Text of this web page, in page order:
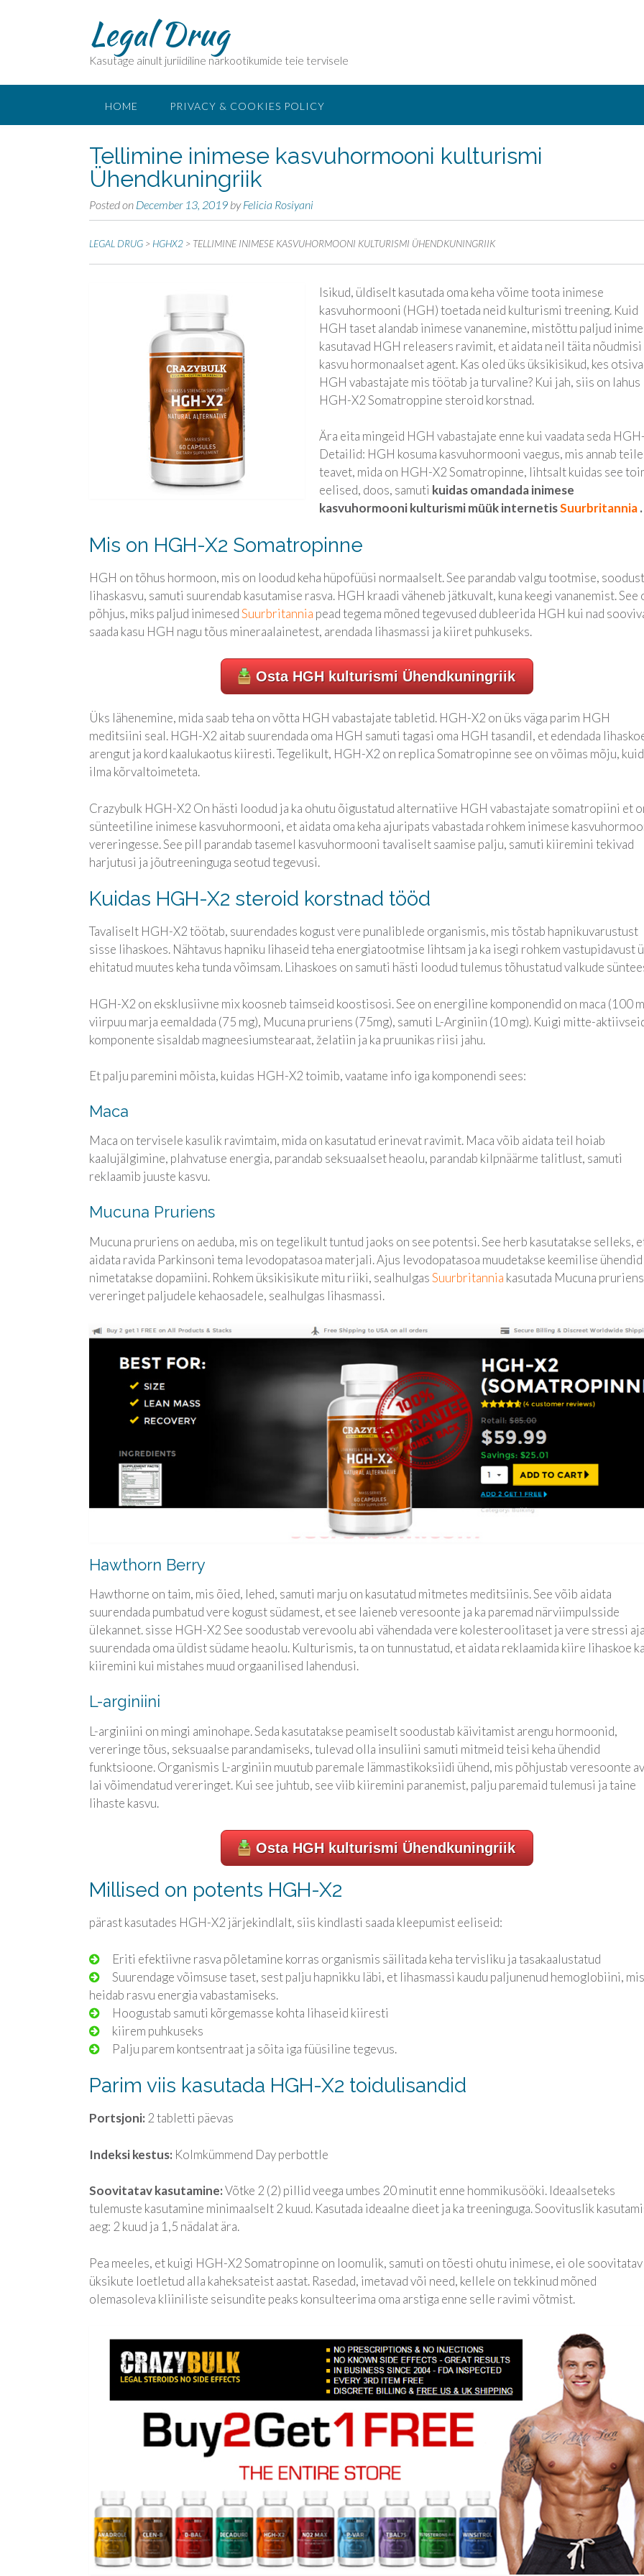
Legal Drug
Kasutage ainult juriidiline narkootikumide teie tervisele
HOME PRIVACY & COOKIES POLICY
Tellimine inimese kasvuhormooni kulturismi
Ühendkuningriik
Posted on December 13, 2019 byFelicia Rosiyani
LEGAL DRUG > HGHX2 > TELLIMINE INIMESE KASVUHORMOONI KULTURISMI ÜHENDKUNINGRIIK
Isikud, üldiselt kasutada oma keha võime toota inimese
kasvuhormooni (HGH) toetada neid kulturismi treening. Kuid
HGH taset alandab inimese vananemine, mistõttu paljud
kasutavad HGH releasers ravimit, et aidata neil täita nõudmisi
kasvu hormonaalset agent. Kas oled üks üksikisikud, kes
HGH vabastajate mis töötab ja turvaline? Kui jah, siis on lahus
HGH-X2 Somatroppine steroid korstnad.
Ära eita mingeid HGH vabastajate enne kui vaadata seda
Detailid: HGH kosuma kasvuhormooni vaegus, mis annab teile
teavet, mida on HGH-X2 Somatropinne, lihtsalt kuidas see
eelised, doos, samuti kuidas omandada inimese
kasvuhormooni kulturismi müük internetisSuurbritannia.
Mis on HGH-X2 Somatropinne
HGH on tõhus hormoon, mis on loodud keha hüpofüüsi normaalselt. See parandab valgu tootmise,
lihaskasvu, samuti suurendab kasutamise rasva. HGH kraadi väheneb jätkuvalt, kuna keegi vananemist. See
põhjus, miks paljud inimesedSuurbritannia pead tegema mõned tegevused dubleerida HGH kui nad
saada kasu HGH nagu tõus mineraalainetest, arendada lihasmassi ja kiiret puhkuseks.
Osta HGH kulturismi Ühendkuningriik
Üks lähenemine, mida saab teha on võtta HGH vabastajate tabletid. HGH-X2 on üks väga parim HGH
meditsiini seal. HGH-X2 aitab suurendada oma HGH samuti tagasi oma HGH tasandil, et edendada
arengut ja kord kaalukaotus kiiresti. Tegelikult, HGH-X2 on replica Somatropinne see on võimas mõju, kuid
ilma kõrvaltoimeteta.
Crazybulk HGH-X2 On hästi loodud ja ka ohutu õigustatud alternatiive HGH vabastajate somatropiini et
sünteetiline inimese kasvuhormooni, et aidata oma keha ajuripats vabastada rohkem inimese
vereringesse. See pill parandab tasemel kasvuhormooni tavaliselt saamise palju, samuti kiiremini tekivad
harjutusi ja jõutreeninguga seotud tegevusi.
Kuidas HGH-X2 steroid korstnad tööd
Tavaliselt HGH-X2 töötab, suurendades kogust vere punaliblede organismis, mis tõstab hapnikuvarustust
sisse lihaskoes. Nähtavus hapniku lihaseid teha energiatootmise lihtsam ja ka isegi rohkem vastupidavust
ehitatud muutes keha tunda võimsam. Lihaskoes on samuti hästi loodud tulemus tõhustatud valkude
HGH-X2 on eksklusiivne mix koosneb taimseid koostisosi. See on energiline komponendid on maca (100
viirpuu marja eemaldada (75 mg), Mucuna pruriens (75mg), samuti L-Arginiin (10 mg). Kuigi mitte-
komponente sisaldab magneesiumstearaat, želatiin ja ka pruunikas riisi jahu.
Et palju paremini mõista, kuidas HGH-X2 toimib, vaatame info iga komponendi sees:
Maca
Maca on tervisele kasulik ravimtaim, mida on kasutatud erinevat ravimit. Maca võib aidata teil hoiab
kaalujälgimine, plahvatuse energia, parandab seksuaalset heaolu, parandab kilpnäärme talitlust, samuti
reklaamib juuste kasvu.
Mucuna Pruriens
Mucuna pruriens on aeduba, mis on tegelikult tuntud jaoks on see potentsi. See herb kasutatakse selleks,
aidata ravida Parkinsoni tema levodopatasoa materjali. Ajus levodopatasoa muudetakse keemilise ühendid
nimetatakse dopamiini. Rohkem üksikisikute mitu riiki, sealhulgasSuurbritannia kasutada Mucuna
vereringet paljudele kehaosadele, sealhulgas lihasmassi.
Hawthorn Berry
Hawthorne on taim, mis õied, lehed, samuti marju on kasutatud mitmetes meditsiinis. See võib aidata
suurendada pumbatud vere kogust südamest, et see laieneb veresoonte ja ka paremad närviimpulsside
ülekannet. sisse HGH-X2 See soodustab verevoolu abi vähendada vere kolesteroolitaset ja vere stressi
suurendada oma üldist südame heaolu. Kulturismis, ta on tunnustatud, et aidata reklaamida kiire lihaskoe
kiiremini kui mistahes muud orgaanilised lahendusi.
L-arginiini
L-arginiini on mingi aminohape. Seda kasutatakse peamiselt soodustab käivitamist arengu hormoonid,
vereringe tõus, seksuaalse parandamiseks, tulevad olla insuliini samuti mitmeid teisi keha ühendid
funktsioone. Organismis L-arginiin muutub paremale lämmastikoksiidi ühend, mis põhjustab veresoonte
lai võimendatud vereringet. Kui see juhtub, see viib kiiremini paranemist, palju paremaid tulemusi ja taine
lihaste kasvu.
Osta HGH kulturismi Ühendkuningriik
Millised on potents HGH-X2
pärast kasutades HGH-X2 järjekindlalt, siis kindlasti saada kleepumist eeliseid:
Eriti efektiivne rasva põletamine korras organismis säilitada keha tervisliku ja tasakaalustatud
Suurendage võimsuse taset, sest palju hapnikku läbi, et lihasmassi kaudu paljunenud hemoglobiini, mis
heidab rasvu energia vabastamiseks.
Hoogustab samuti kõrgemasse kohta lihaseid kiiresti
kiirem puhkuseks
Palju parem kontsentraat ja sõita iga füüsiline tegevus.
Parim viis kasutada HGH-X2 toidulisandid
Portsjoni: 2 tabletti päevas
Indeksi kestus: Kolmkümmend Day perbottle
Soovitatav kasutamine:Võtke 2 (2) pillid veega umbes 20 minutit enne hommikusööki. Ideaalseteks
tulemuste kasutamine minimaalselt 2 kuud. Kasutada ideaalne dieet ja ka treeninguga. Soovituslik
aeg: 2 kuud ja 1,5 nädalat ära.
Pea meeles, et kuigi HGH-X2 Somatropinne on loomulik, samuti on tõesti ohutu inimese, ei ole soovitatav
üksikute loetletud alla kaheksateist aastat. Rasedad, imetavad või need, kellele on tekkinud mõned
olemasoleva kliiniliste seisundite peaks konsulteerima oma arstiga enne selle ravimi võtmist.